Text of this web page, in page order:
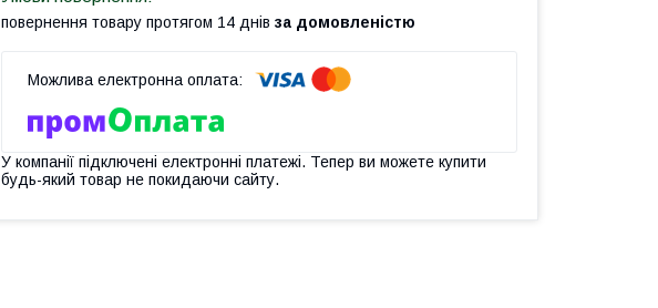
повернення товару протягом 14 днів за домовленістю
У компанії підключені електронні платежі. Тепер ви можете купити
будь-який товар не покидаючи сайту.